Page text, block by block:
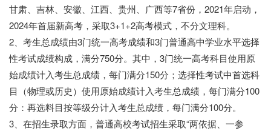
甘肃、吉林、安徽、江西、贵州、广西等7省份，2021年启动，
2024年首届新高考，采取3+1+2高考模式，不分文理科。
2、考生总成绩由3门统一高考成绩和3门普通高中学业水平选择
性考试成绩构成，满分750分。其中，3门统一高考科目使用原
始成绩计入考生总成绩，每门满分150分；选择性考试中首选科
目（物理或历史）使用原始成绩计入考生总成绩，每门满分100
分：再选料目按等级分计入考生总成绩，每门满分100分。
3、在招生录取方面，普通高校考试招生采取“两依据、一参